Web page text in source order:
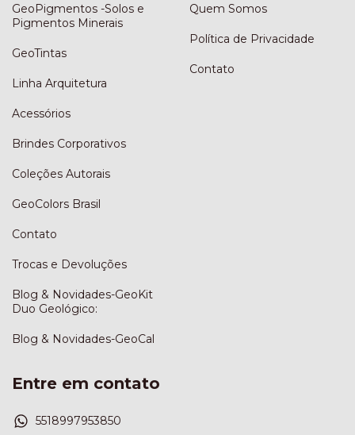
GeoPigmentos -Solos e
Pigmentos Minerais
GeoTintas
Linha Arquitetura
Acessórios
Brindes Corporativos
Coleções Autorais
GeoColors Brasil
Contato
Trocas e Devoluções
Blog & Novidades-GeoKit
Duo Geológico:
Blog & Novidades-GeoCal
Quem Somos
Política de Privacidade
Contato
Entre em contato
5518997953850